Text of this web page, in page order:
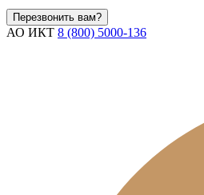
Перезвонить вам?
АО ИКТ 8 (800) 5000-136